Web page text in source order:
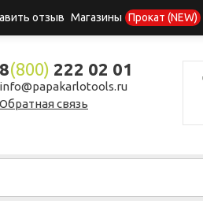
отзыв Магазины Прокат (NEW)
8(800) 222 02 01
info@papakarlotools.ru
Обратная связь